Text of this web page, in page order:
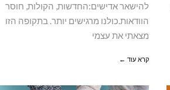
להישאר אדישים:החדשות, הקולות, חוסר
הוודאות.כולנו מרגישים יותר. בתקופה הזו
מצאתי את עצמי
קרא עוד ←